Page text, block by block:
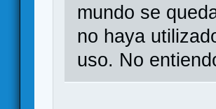
mundo se
no haya
uso. No